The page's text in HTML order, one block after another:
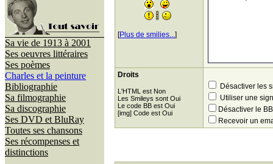
Sa vie de 1913 à 2001
Ses oeuvres littéraires
Ses poèmes
Charles et la peinture
Bibliographie
Sa filmographie
Sa discographie
Ses DVD et BluRay
Toutes ses chansons
Ses récompenses et
distinctions
[Plus de smilies...]
Droits
L'HTML est Non
Les Smileys sont Oui
Le code BB est Oui
[img] Code est Oui
Désactiver les
Utiliser une
Désactiver le
Recevoir un